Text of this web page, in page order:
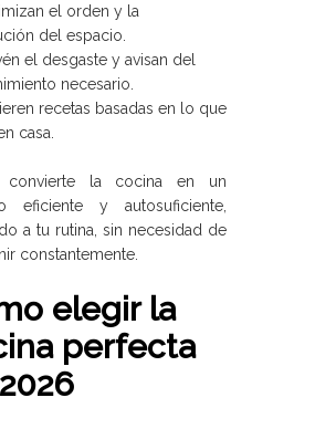
el orden y la
del espacio.
el desgaste y avisan del
necesario.
recetas basadas en lo que
casa.
convierte la cocina en un
eficiente y autosuficiente,
a tu rutina, sin necesidad de
constantemente.
elegir la
perfecta